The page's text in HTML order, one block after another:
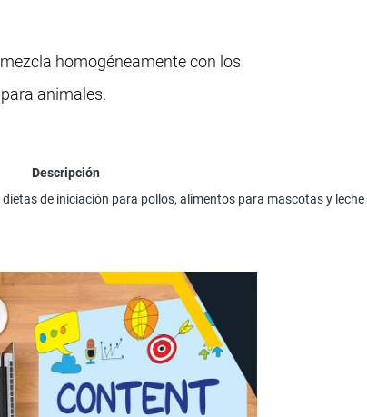
homogéneamente con los
animales.
Descripción
de iniciación para pollos, alimentos para mascotas y